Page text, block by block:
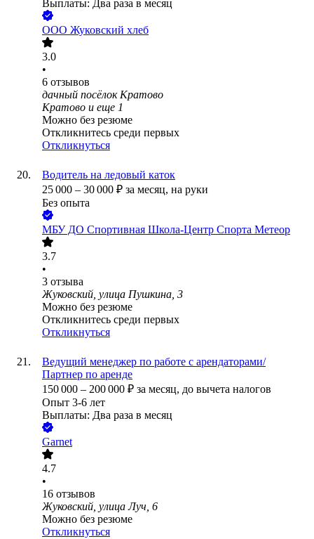
Выплаты: Два раза в месяц
ООО Жуковский хлеб
3.0
•
6 отзывов
дачный посёлок Кратово
Кратово и еще 1
Можно без резюме
Откликнитесь среди первых
Откликнуться
Водитель на ледовый каток
25 000 – 30 000 ₽ за месяц, на руки
Без опыта
МБУ ДО Спортивная Школа-Центр Спорта Метеор
3.7
•
3 отзыва
Жуковский, улица Пушкина, 3
Можно без резюме
Откликнитесь среди первых
Откликнуться
Ведущий менеджер по работе с арендаторами/
Партнер по аренде
150 000 – 200 000 ₽ за месяц, до вычета налогов
Опыт 3-6 лет
Выплаты: Два раза в месяц
Garnet
4.7
•
16 отзывов
Жуковский, улица Луч, 6
Можно без резюме
Откликнуться